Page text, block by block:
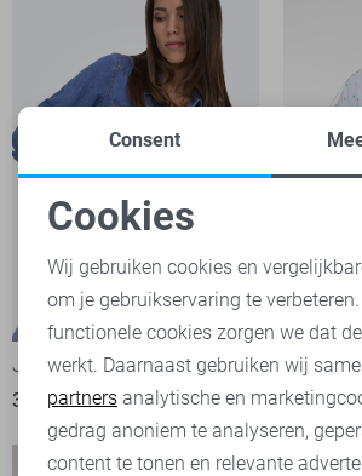
Jacqueline de Yong Blouse
39,99
Geisha
40,00
Noodzakelijke cookies
Personalisatie cookies
Analytische cookies
Marketing cookies
Consent
Cookies
Wij gebruiken cookies en
om je gebruikservaring te
functionele cookies zorgen we dat
werkt. Daarnaast gebruiken wij
partners analytische en
gedrag anoniem te analyseren,
content te tonen en relevante